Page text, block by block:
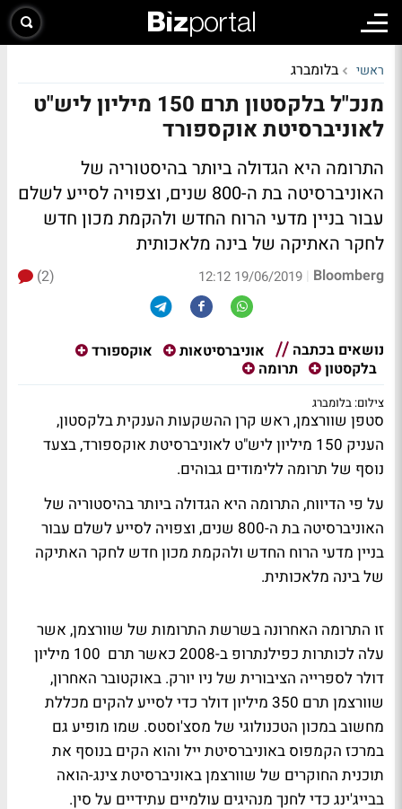
ראשי בלומברג
מנכ"ל בלקסטון תרם 150 מיליון ליש"ט
לאוניברסיטת אוקספורד
התרומה היא הגדולה ביותר בהיסטוריה של
האוניברסיטה בת ה-800 שנים, וצפויה לסייע לשלם
עבור בניין מדעי הרוח החדש ולהקמת מכון חדש
לחקר האתיקה של בינה מלאכותית
Bloomberg
|
19/06/2019 12:12
(2)
נושאים בכתבה אוניברסיטאות
אוקספורד
בלקסטון
תרומה
צילום: בלומברג
סטפן שוורצמן, ראש קרן ההשקעות הענקית בלקסטון,
העניק 150 מיליון ליש"ט לאוניברסיטת אוקספורד, בצעד
נוסף של תרומה ללימודים גבוהים.
על פי הדיווח, התרומה היא הגדולה ביותר בהיסטוריה של
האוניברסיטה בת ​ה-​800 שנים, וצפויה לסייע לשלם עבור
בניין מדעי הרוח החדש ולהקמת מכון חדש לחקר האתיקה
של בינה מלאכותית.
זו התרומה האחרונה בשרשת התרומות של שוורצמן, אשר
עלה לכותרות כפילנתרופ ב-2008 כאשר תרם 100 מיליון
דולר לספרייה הציבורית של ניו יורק. באוקטובר האחרון,
שוורצמן תרם 350 מיליון דולר כדי לסייע להקים מכללת
מחשוב במכון הטכנולוגי של מסצ'וסטס. שמו מופיע גם
במרכז הקמפוס באוניברסיטת ייל והוא הקים בנוסף את
תוכנית החוקרים של שוורצמן באוניברסיטת צינג-הואה
בבייג'ינג כדי לחנך מנהיגים עולמיים עתידיים על סין.